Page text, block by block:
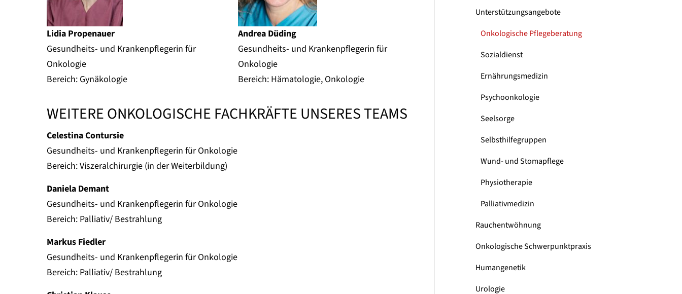
Lidia Propenauer
Gesundheits- und Krankenpflegerin für
Onkologie
Bereich: Gynäkologie
Andrea Düding
Gesundheits- und Krankenpflegerin für
Onkologie
Bereich: Hämatologie, Onkologie
WEITERE ONKOLOGISCHE FACHKRÄFTE UNSERES TEAMS
Celestina Contursie
Gesundheits- und Krankenpflegerin für Onkologie
Bereich: Viszeralchirurgie (in der Weiterbildung)
Daniela Demant
Gesundheits- und Krankenpflegerin für Onkologie
Bereich: Palliativ/ Bestrahlung
Markus Fiedler
Gesundheits- und Krankenpflegerin für Onkologie
Bereich: Palliativ/ Bestrahlung
Unterstützungsangebote
Onkologische Pflegeberatung
Sozialdienst
Ernährungsmedizin
Psychoonkologie
Seelsorge
Selbsthilfegruppen
Wund- und Stomapflege
Physiotherapie
Palliativmedizin
Rauchentwöhnung
Onkologische Schwerpunktpraxis
Humangenetik
Urologie